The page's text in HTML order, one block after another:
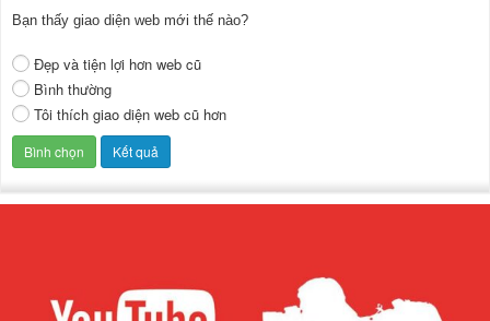
Bạn thấy giao diện web mới thế nào?
Đẹp và tiện lợi hơn web cũ
Bình thường
Tôi thích giao diện web cũ hơn